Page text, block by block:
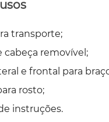
transporte;
cabeça removível;
e frontal para
rosto;
instruções.